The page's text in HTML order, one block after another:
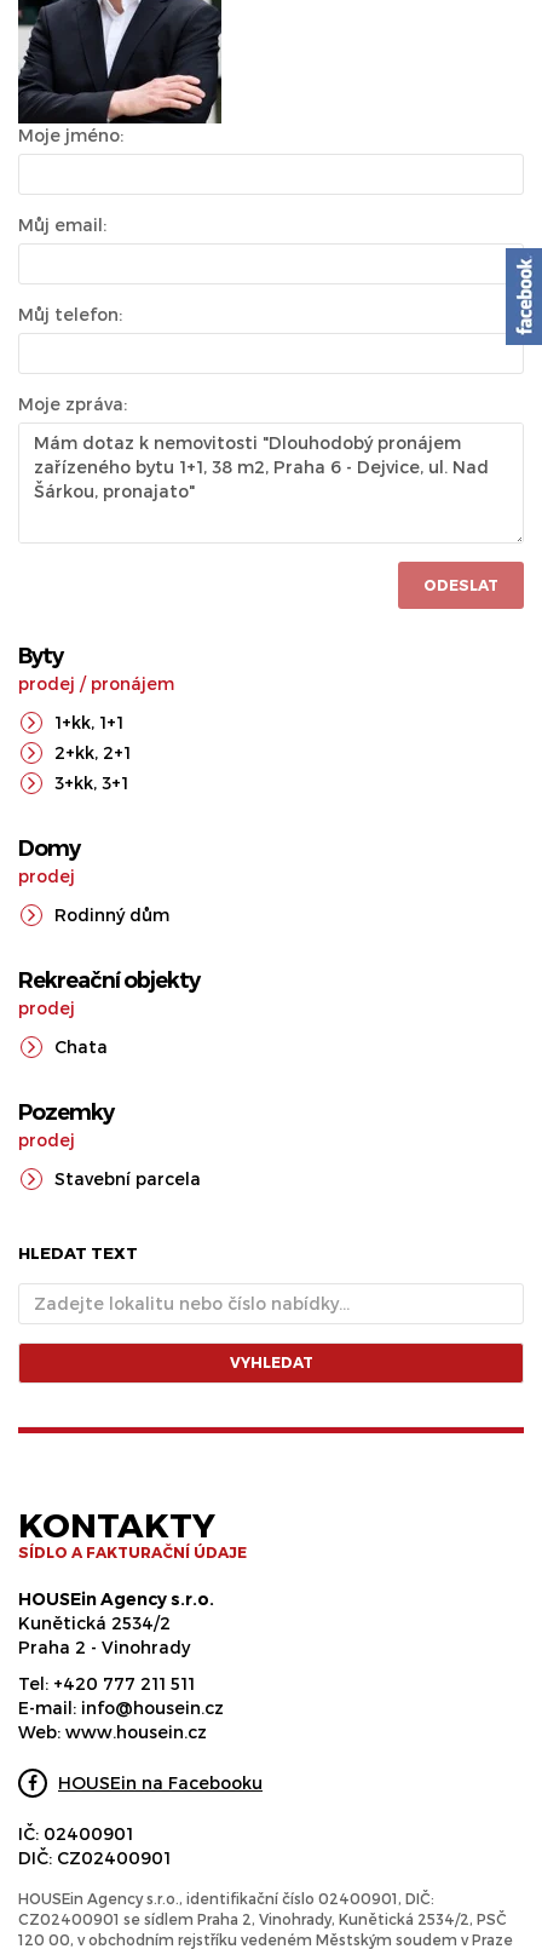
Moje jméno:
Můj email:
Můj telefon:
Moje zpráva:
ODESLAT
Byty
prodej / pronájem
1+kk, 1+1
2+kk, 2+1
3+kk, 3+1
Domy
prodej
Rodinný dům
Rekreační objekty
prodej
Chata
Pozemky
prodej
Stavební parcela
HLEDAT TEXT
VYHLEDAT
KONTAKTY
SÍDLO A FAKTURAČNÍ ÚDAJE
HOUSEin Agency s.r.o.
Kunětická 2534/2
Praha 2 - Vinohrady
Tel: +420 777 211 511
E-mail: info@housein.cz
Web: www.housein.cz
HOUSEin na Facebooku
IČ: 02400901
DIČ: CZ02400901
HOUSEin Agency s.r.o., identifikační číslo 02400901, DIČ:
CZ02400901 se sídlem Praha 2, Vinohrady, Kunětická 2534/2, PSČ
120 00, v obchodním rejstříku vedeném Městským soudem v Praze